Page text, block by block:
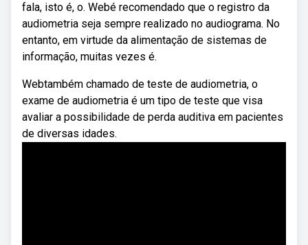
fala, isto é, o. Webé recomendado que o registro da
audiometria seja sempre realizado no audiograma. No
entanto, em virtude da alimentação de sistemas de
informação, muitas vezes é.
Webtambém chamado de teste de audiometria, o
exame de audiometria é um tipo de teste que visa
avaliar a possibilidade de perda auditiva em pacientes
de diversas idades.